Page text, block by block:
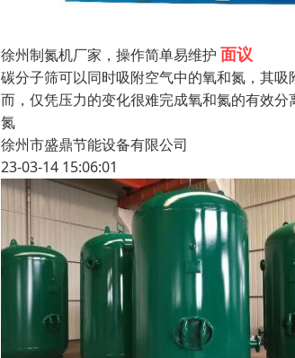
徐州制氮机厂家，操作简单易维护 面议
碳分子筛可以同时吸附空气中的氧和氮，其
而，仅凭压力的变化很难完成氧和氮的有效
氮
徐州市盛鼎节能设备有限公司
23-03-14 15:06:01